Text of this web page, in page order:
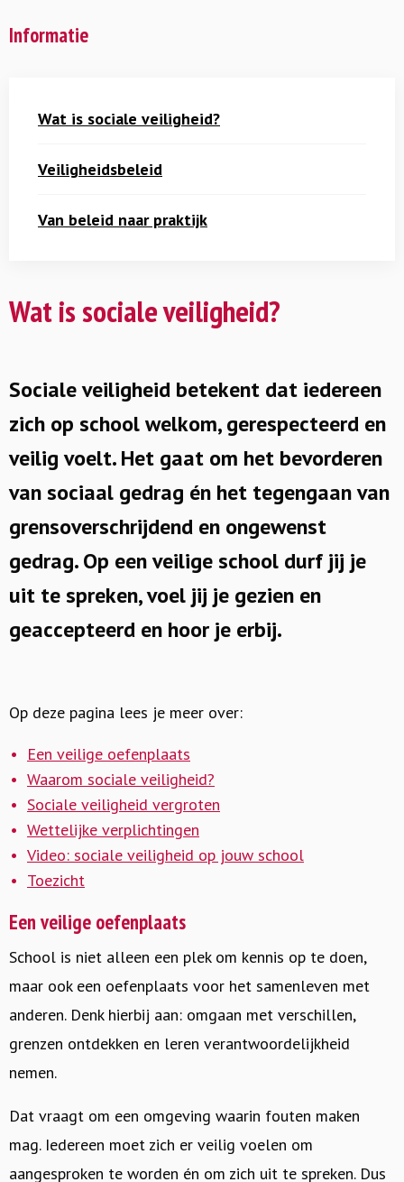
Informatie
Wat is sociale veiligheid?
Veiligheidsbeleid
Van beleid naar praktijk
Wat is sociale veiligheid?
Sociale veiligheid betekent dat iedereen
zich op school welkom, gerespecteerd en
veilig voelt. Het gaat om het bevorderen
van sociaal gedrag én het tegengaan van
grensoverschrijdend en ongewenst
gedrag. Op een veilige school durf jij je
uit te spreken, voel jij je gezien en
geaccepteerd en hoor je erbij.
Op deze pagina lees je meer over:
Een veilige oefenplaats
Waarom sociale veiligheid?
Sociale veiligheid vergroten
Wettelijke verplichtingen
Video: sociale veiligheid op jouw school
Toezicht
Een veilige oefenplaats
School is niet alleen een plek om kennis op te doen,
maar ook een oefenplaats voor het samenleven met
anderen. Denk hierbij aan: omgaan met verschillen,
grenzen ontdekken en leren verantwoordelijkheid
nemen.
Dat vraagt om een omgeving waarin fouten maken
mag. Iedereen moet zich er veilig voelen om
aangesproken te worden én om zich uit te spreken. Dus